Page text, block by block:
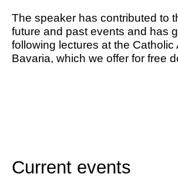
The speaker has contributed to
future and past events and has
following lectures at the Catholic
Bavaria, which we offer for free
Current events